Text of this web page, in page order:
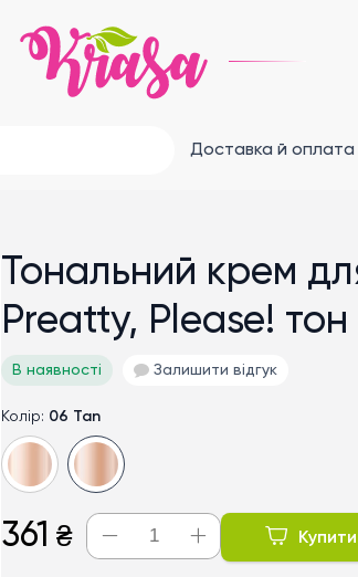
Доставка й оплата
Тональний крем
Preatty, Please! тон
В наявності Залишити відгук
06 Tan
361 ₴ Купити